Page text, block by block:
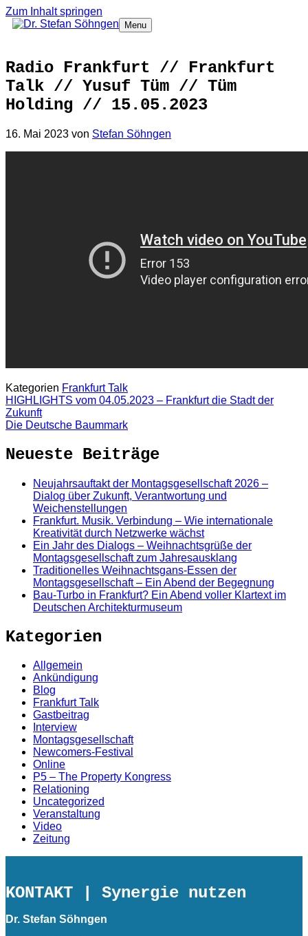
Zum Inhalt springen
Menu
Radio Frankfurt // Frankfurt
Talk // Yusuf Tüm // Tüm
Holding // 15.05.2023
16. Mai 2023 von Stefan Söhngen
Kategorien Frankfurt Talk
HIGHLIGHTS vom 04.05.2023 – Frankfurt die Stadt der
Zukunft
Die Deutsche Baummark
Neueste Beiträge
Neujahrsauftakt der Montagsgesellschaft 2026 –
Dialog über Zukunft, Verantwortung und
Weichenstellungen
Frankfurt. Musik. Verbindung – Wie internationale
Kreativität durch Netzwerke wächst
Ein Jahr des Dialogs – Weihnachtsgrüße der
Montagsgesellschaft zum Jahresausklang
Traditionelles Weihnachtsgans-Essen der
Montagsgesellschaft – Ein Abend der Begegnung
Bau-Turbo in Frankfurt? Ein Abend voller Klartext im
Deutschen Architekturmuseum
Kategorien
Allgemein
Ankündigung
Blog
Frankfurt Talk
Gastbeitrag
Interview
Montagsgesellschaft
Newcomers-Festival
Online
P5 – The Property Kongress
Relationing
Uncategorized
Veranstaltung
Video
Zeitung
KONTAKT | Synergie nutzen
Dr. Stefan Söhngen